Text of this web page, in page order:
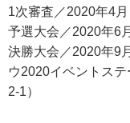
1次審査／2020年4月
予選大会／2020年6
決勝大会／2020年9
ウ2020イベントス
2-1）